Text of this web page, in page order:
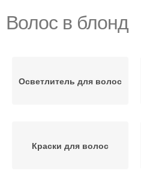
Волос в блонд
Осветлитель для волос
Краски для волос